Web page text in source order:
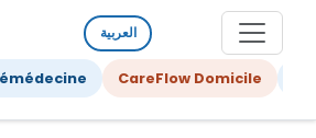
العربية
CareFlow Domicile